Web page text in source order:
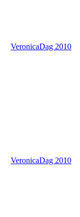
VeronicaDag 2010
VeronicaDag 2010